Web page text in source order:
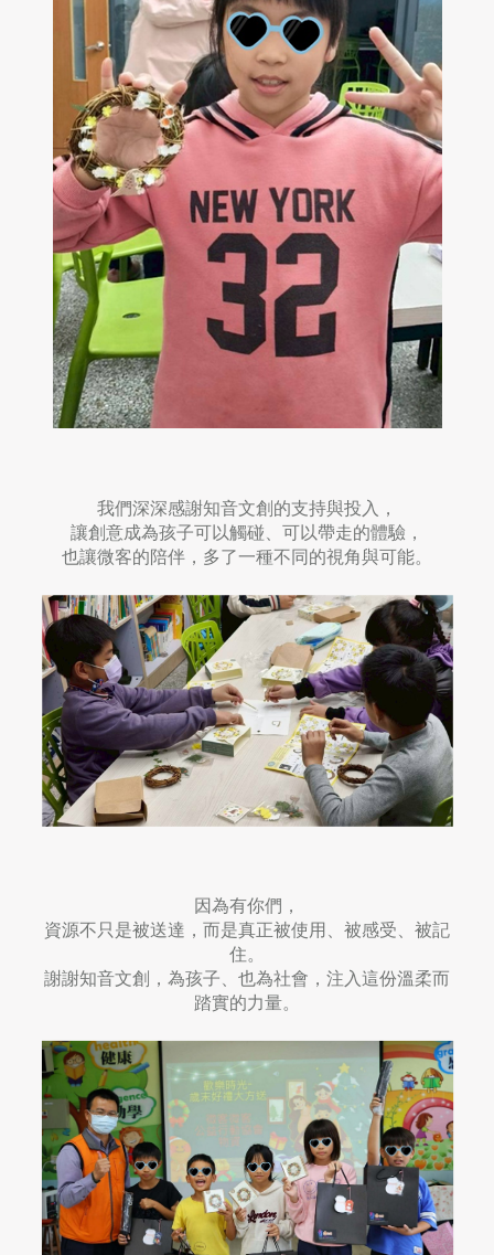
我們深深感謝知音文創的支持與投入，
讓創意成為孩子可以觸碰、可以帶走的體驗，
也讓微客的陪伴，多了一種不同的視角與可能。
因為有你們，
資源不只是被送達，而是真正被使用、被感受、被記
住。
謝謝知音文創，為孩子、也為社會，注入這份溫柔而
踏實的力量。